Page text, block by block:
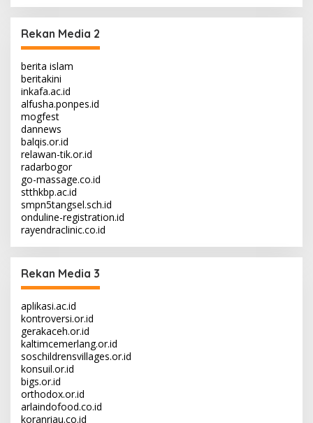
Rekan Media 2
berita islam
beritakini
inkafa.ac.id
alfusha.ponpes.id
mogfest
dannews
balqis.or.id
relawan-tik.or.id
radarbogor
go-massage.co.id
stthkbp.ac.id
smpn5tangsel.sch.id
onduline-registration.id
rayendraclinic.co.id
Rekan Media 3
aplikasi.ac.id
kontroversi.or.id
gerakaceh.or.id
kaltimcemerlang.or.id
soschildrensvillages.or.id
konsuil.or.id
bigs.or.id
orthodox.or.id
arlaindofood.co.id
koranriau.co.id